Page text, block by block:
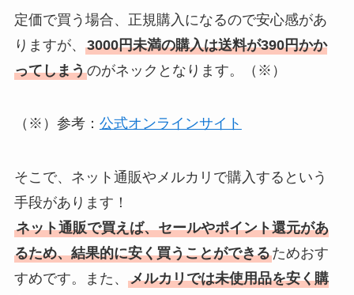
定価で買う場合、正規購入になるので安心感があ
りますが、 3000円未満の購入は送料が390円かか
ってしまうのがネックとなります。（※）
（※）参考： 公式オンラインサイト
そこで、ネット通販やメルカリで購入するという
手段があります！
ネット通販で買えば、セールやポイント還元があ
るため、結果的に安く買うことができるためおす
すめです。また、 メルカリでは未使用品を安く購